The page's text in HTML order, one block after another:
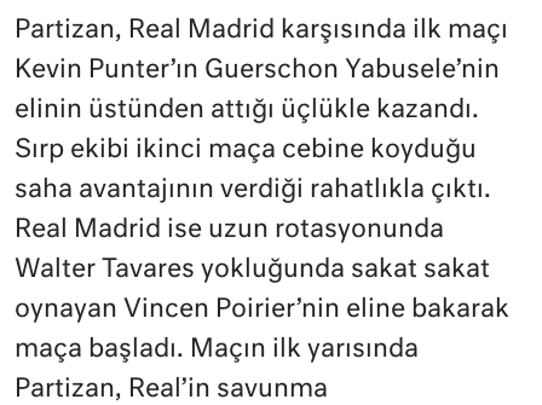
Partizan, Real Madrid karşısında ilk maçı
Kevin Punter’ın Guerschon Yabusele’nin
elinin üstünden attığı üçlükle kazandı.
Sırp ekibi ikinci maça cebine koyduğu
saha avantajının verdiği rahatlıkla çıktı.
Real Madrid ise uzun rotasyonunda
Walter Tavares yokluğunda sakat sakat
oynayan Vincen Poirier’nin eline bakarak
maça başladı. Maçın ilk yarısında
Partizan, Real’in savunma